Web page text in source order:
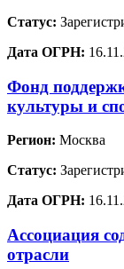
Статус:
Дата ОГРН:
Фонд
культуры и
Регион: Москва
Статус:
Дата ОГРН:
Ассоциация
отрасли